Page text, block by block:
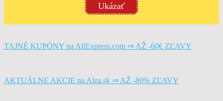
Ukázať
TAJNÉ KUPÓNY na AliExpress.com ⇒ AŽ -60€ ZĽAVY
AKTUÁLNE AKCIE na Alza.sk ⇒ AŽ -80% ZĽAVY